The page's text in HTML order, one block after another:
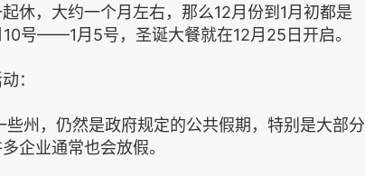
休，大约一个月左右，那么12月份到1月初都是
号——1月5号，圣诞大餐就在12月25日开启。
：
州，仍然是政府规定的公共假期，特别是大部分
企业通常也会放假。